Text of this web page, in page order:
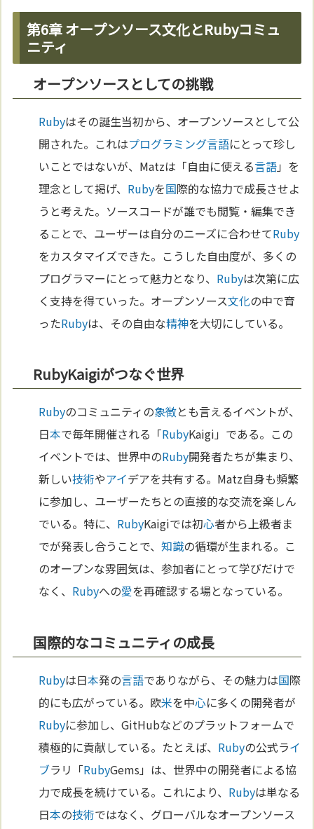
第6章 オープンソース文化とRubyコミュ
ニティ
オープンソースとしての挑戦
Rubyはその誕生当初から、オープンソースとして公
開された。これはプログラミング言語にとって珍し
いことではないが、Matzは「自由に使える言語」を
理念として掲げ、 Rubyを国際的な協力で成長させよ
うと考えた。ソースコードが誰でも閲覧・編集でき
ることで、ユーザーは自分のニーズに合わせてRuby
をカスタマイズできた。こうした自由度が、多くの
プログラマーにとって魅力となり、 Rubyは次第に広
く支持を得ていった。オープンソース文化の中で育
ったRubyは、その自由な精神を大切にしている。
RubyKaigiがつなぐ世界
Rubyのコミュニティの象徴とも言えるイベントが、
日本で毎年開催される「RubyKaigi」である。この
イベントでは、世界中のRuby開発者たちが集まり、
新しい技術やアイデアを共有する。Matz自身も頻繁
に参加し、ユーザーたちとの直接的な交流を楽しん
でいる。特に、 RubyKaigiでは初心者から上級者ま
でが発表し合うことで、知識の循環が生まれる。こ
のオープンな雰囲気は、参加者にとって学びだけで
なく、 Rubyへの愛を再確認する場となっている。
国際的なコミュニティの成長
Rubyは日本発の言語でありながら、その魅力は国際
的にも広がっている。欧米を中心に多くの開発者が
Rubyに参加し、GitHubなどのプラットフォームで
積極的に貢献している。たとえば、 Rubyの公式ライ
ブラリ「RubyGems」は、世界中の開発者による協
力で成長を続けている。これにより、 Rubyは単なる
日本の技術ではなく、グローバルなオープンソース